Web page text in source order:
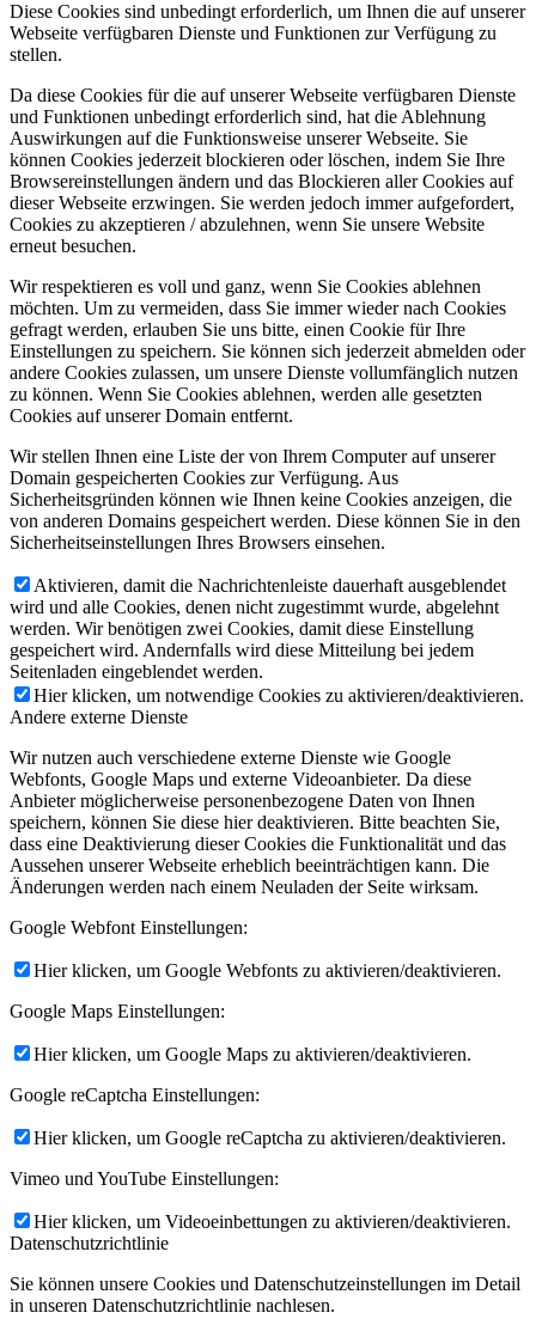
Diese Cookies sind unbedingt erforderlich, um Ihnen die auf unserer
Webseite verfügbaren Dienste und Funktionen zur Verfügung zu
stellen.
Da diese Cookies für die auf unserer Webseite verfügbaren Dienste
und Funktionen unbedingt erforderlich sind, hat die Ablehnung
Auswirkungen auf die Funktionsweise unserer Webseite. Sie
können Cookies jederzeit blockieren oder löschen, indem Sie Ihre
Browsereinstellungen ändern und das Blockieren aller Cookies auf
dieser Webseite erzwingen. Sie werden jedoch immer aufgefordert,
Cookies zu akzeptieren / abzulehnen, wenn Sie unsere Website
erneut besuchen.
Wir respektieren es voll und ganz, wenn Sie Cookies ablehnen
möchten. Um zu vermeiden, dass Sie immer wieder nach Cookies
gefragt werden, erlauben Sie uns bitte, einen Cookie für Ihre
Einstellungen zu speichern. Sie können sich jederzeit abmelden oder
andere Cookies zulassen, um unsere Dienste vollumfänglich nutzen
zu können. Wenn Sie Cookies ablehnen, werden alle gesetzten
Cookies auf unserer Domain entfernt.
Wir stellen Ihnen eine Liste der von Ihrem Computer auf unserer
Domain gespeicherten Cookies zur Verfügung. Aus
Sicherheitsgründen können wie Ihnen keine Cookies anzeigen, die
von anderen Domains gespeichert werden. Diese können Sie in den
Sicherheitseinstellungen Ihres Browsers einsehen.
Aktivieren, damit die Nachrichtenleiste dauerhaft ausgeblendet
wird und alle Cookies, denen nicht zugestimmt wurde, abgelehnt
werden. Wir benötigen zwei Cookies, damit diese Einstellung
gespeichert wird. Andernfalls wird diese Mitteilung bei jedem
Seitenladen eingeblendet werden.
Hier klicken, um notwendige Cookies zu aktivieren/deaktivieren.
Andere externe Dienste
Wir nutzen auch verschiedene externe Dienste wie Google
Webfonts, Google Maps und externe Videoanbieter. Da diese
Anbieter möglicherweise personenbezogene Daten von Ihnen
speichern, können Sie diese hier deaktivieren. Bitte beachten Sie,
dass eine Deaktivierung dieser Cookies die Funktionalität und das
Aussehen unserer Webseite erheblich beeinträchtigen kann. Die
Änderungen werden nach einem Neuladen der Seite wirksam.
Google Webfont Einstellungen:
Hier klicken, um Google Webfonts zu aktivieren/deaktivieren.
Google Maps Einstellungen:
Hier klicken, um Google Maps zu aktivieren/deaktivieren.
Google reCaptcha Einstellungen:
Hier klicken, um Google reCaptcha zu aktivieren/deaktivieren.
Vimeo und YouTube Einstellungen:
Hier klicken, um Videoeinbettungen zu aktivieren/deaktivieren.
Datenschutzrichtlinie
Sie können unsere Cookies und Datenschutzeinstellungen im Detail
in unseren Datenschutzrichtlinie nachlesen.